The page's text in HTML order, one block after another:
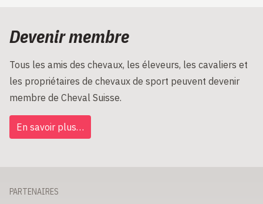
Devenir membre
Tous les amis des chevaux, les éleveurs, les cavaliers et
les propriétaires de chevaux de sport peuvent devenir
membre de Cheval Suisse.
En savoir plus…
PARTENAIRES